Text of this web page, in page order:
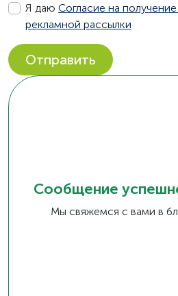
Я даю Согласие на
рекламной рассылки
Отправить
Сообщение
Мы свяжемся с вами в